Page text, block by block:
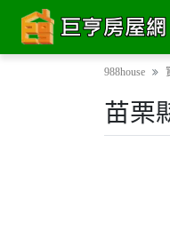
988house
苗栗